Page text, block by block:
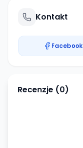
Kontakt
Facebook
Recenzje (0)